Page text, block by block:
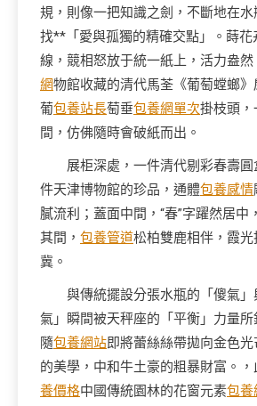
規，則像一把知識之劍，不斷地在
找**「愛與孤獨的精確交點」。蒔花
線，競相怒放于統一紙上，活力盎
網物館收藏的清代馬荃《葡萄螳螂》
葡包養站長萄垂包養網單次掛枝頭
間，仿佛隨時會破紙而出。
展柜深處，一件清代剔彩春壽
件天津博物館的珍品，通體包養感情
膩流利；蓋面中間，“春”字躍然居中
其間， 包養管道松柏雙鹿相伴，霞
冀。
與傳統擺設分張水瓶的「傻氣
氣」瞬間被天秤座的「平衡」力量
隨包養網站即將蕾絲絲帶拋向金色
的美學，中和牛土豪的粗暴財富。
養價格中國傳統園林的花窗元素包養